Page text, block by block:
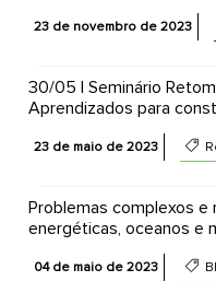
23 de novembro de 2023
30/05 | Seminário
Aprendizados para
23 de maio de 2023
Problemas complexos
energéticas, oceanos e
04 de maio de 2023